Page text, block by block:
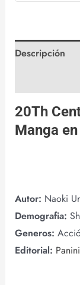
Descripción
20Th
Manga en
Autor: Naoki
Demografia:
Generos:
Editorial: